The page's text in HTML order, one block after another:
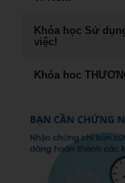
Rèn Luyện Văn
Đào tạo
Khóa học phong
khóa học
Chiến lược dẫn
Khóa học Sử
việc!
Khóa học
Cách đăng bán
Khóa học
Khóa học giám